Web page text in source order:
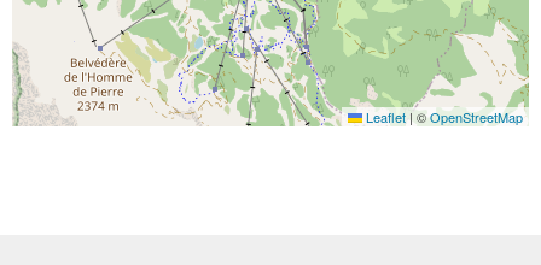
Leaflet| ©OpenStreetMap